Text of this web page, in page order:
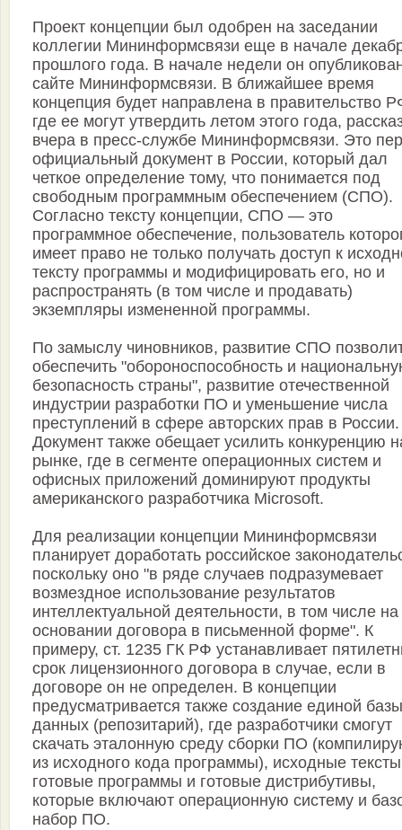
Проект концепции был одобрен на заседании
коллегии Мининформсвязи еще в начале
прошлого года. В начале недели он
сайте Мининформсвязи. В ближайшее время
концепция будет направлена в правительство
где ее могут утвердить летом этого года,
вчера в пресс-службе Мининформсвязи. Это
официальный документ в России, который дал
четкое определение тому, что понимается под
свободным программным обеспечением (СПО).
Согласно тексту концепции, СПО — это
программное обеспечение, пользователь
имеет право не только получать доступ к
тексту программы и модифицировать его, но и
распространять (в том числе и продавать)
экземпляры измененной программы.
По замыслу чиновников, развитие СПО
обеспечить "обороноспособность и
безопасность страны", развитие отечественной
индустрии разработки ПО и уменьшение числа
преступлений в сфере авторских прав в России.
Документ также обещает усилить конкуренцию
рынке, где в сегменте операционных систем и
офисных приложений доминируют продукты
американского разработчика Microsoft.
Для реализации концепции Мининформсвязи
планирует доработать российское
поскольку оно "в ряде случаев подразумевает
возмездное использование результатов
интеллектуальной деятельности, в том числе на
основании договора в письменной форме". К
примеру, ст. 1235 ГК РФ устанавливает
срок лицензионного договора в случае, если в
договоре он не определен. В концепции
предусматривается также создание единой базы
данных (репозитарий), где разработчики смогут
скачать эталонную среду сборки ПО
из исходного кода программы), исходные
готовые программы и готовые дистрибутивы,
которые включают операционную систему и
набор ПО.